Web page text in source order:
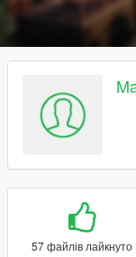
57 файлів лайкнуто